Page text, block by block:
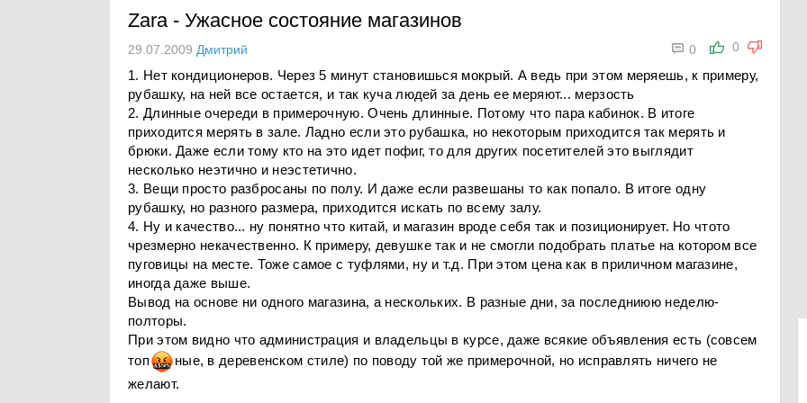
Zara- Ужасное состояние магазинов
0
 0
29.07.2009 Дмитрий
1. Нет кондиционеров. Через 5 минут становишься мокрый. А ведь при этом меряешь, к примеру,
рубашку, на ней все остается, и так куча людей за день ее меряют... мерзость
2. Длинные очереди в примерочную. Очень длинные. Потому что пара кабинок. В итоге
приходится мерять в зале. Ладно если это рубашка, но некоторым приходится так мерять и
брюки. Даже если тому кто на это идет пофиг, то для других посетителей это выглядит
несколько неэтично и неэстетично.
3. Вещи просто разбросаны по полу. И даже если развешаны то как попало. В итоге одну
рубашку, но разного размера, приходится искать по всему залу.
4. Ну и качество... ну понятно что китай, и магазин вроде себя так и позиционирует. Но чтото
чрезмерно некачественно. К примеру, девушке так и не смогли подобрать платье на котором все
пуговицы на месте. Тоже самое с туфлями, ну и т.д. При этом цена как в приличном магазине,
иногда даже выше.
Вывод на основе ни одного магазина, а нескольких. В разные дни, за последниюю неделю-
полторы.
При этом видно что администрация и владельцы в курсе, даже всякие объявления есть (совсем
топ ные, в деревенском стиле) по поводу той же примерочной, но исправлять ничего не
желают.